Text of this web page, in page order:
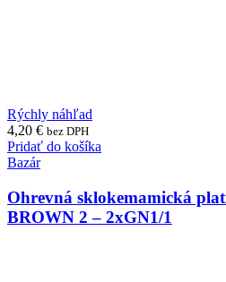
Rýchly náhľad
4,20 € bez DPH
Pridať do košíka
Bazár
Ohrevná sklokemamická
BROWN 2 – 2xGN1/1